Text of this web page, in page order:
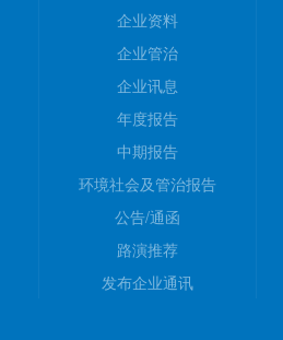
企业资料
企业管治
企业讯息
年度报告
中期报告
环境社会及管治报告
公告/通函
路演推荐
发布企业通讯